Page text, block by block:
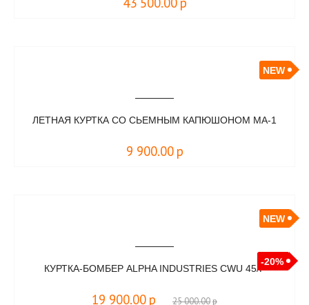
NEW
ЛЕТНАЯ КУРТКА СО СЬЕМНЫМ КАПЮШОНОМ MA-1
9 900.00 р
-20%
NEW
КУРТКА-БОМБЕР ALPHA INDUSTRIES CWU 45/P
19 900.00 р 25 000.00р